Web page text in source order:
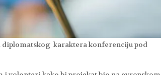
diplomatskog karaktera konferenciju pod